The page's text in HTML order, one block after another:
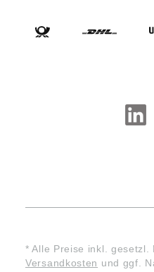
* Alle Preise inkl. gesetzl.
Versandkosten und ggf.